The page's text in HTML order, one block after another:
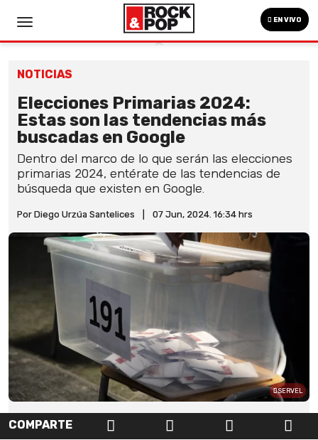
EN VIVO
NOTICIAS
Elecciones Primarias 2024:
Estas son las tendencias más
buscadas en Google
Dentro del marco de lo que serán las elecciones
primarias 2024, entérate de las tendencias de
búsqueda que existen en Google.
Por Diego Urzúa Santelices 07 Jun, 2024. 16:34 hrs
SERVEL
COMPARTE